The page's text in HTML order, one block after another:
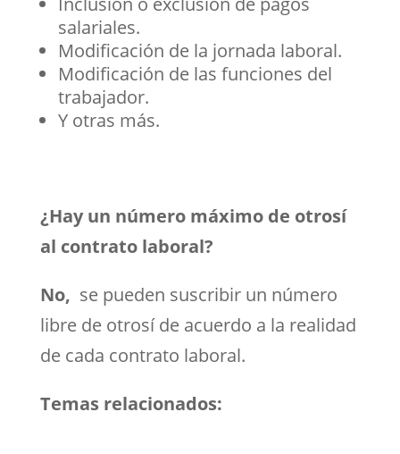
salariales.
Modificación de la jornada laboral.
Modificación de las funciones del
trabajador.
Y otras más.
¿Hay un número máximo de otrosí
al contrato laboral?
No, se pueden suscribir un número
libre de otrosí de acuerdo a la realidad
de cada contrato laboral.
Temas relacionados: